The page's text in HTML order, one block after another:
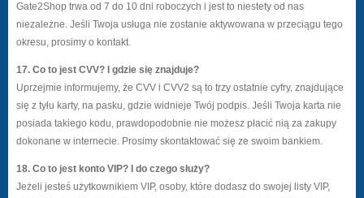
Gate2Shop trwa od 7 do 10 dni roboczych i jest to niestety od nas
niezależne. Jeśli Twoja usługa nie zostanie aktywowana w przeciągu tego
okresu, prosimy o kontakt.
17. Co to jest CVV? I gdzie się znajduje?
Uprzejmie informujemy, że CVV i CVV2 są to trzy ostatnie cyfry, znajdujące
się z tyłu karty, na pasku, gdzie widnieje Twój podpis. Jeśli Twoja karta nie
posiada takiego kodu, prawdopodobnie nie możesz płacić nią za zakupy
dokonane w internecie. Prosimy skontaktować się ze swoim bankiem.
18. Co to jest konto VIP? I do czego służy?
Jeżeli jesteś użytkownikiem VIP, osoby, które dodasz do swojej listy VIP,